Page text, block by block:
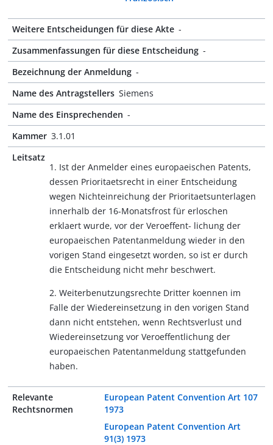
Weitere Entscheidungen für diese Akte -
Zusammenfassungen für diese Entscheidung -
Bezeichnung der Anmeldung -
Name des Antragstellers Siemens
Name des Einsprechenden -
Kammer 3.1.01
Leitsatz
1. Ist der Anmelder eines europaeischen Patents,
dessen Prioritaetsrecht in einer Entscheidung
wegen Nichteinreichung der Prioritaetsunterlagen
innerhalb der 16-Monatsfrost für erloschen
erklaert wurde, vor der Veroeffent- lichung der
europaeischen Patentanmeldung wieder in den
vorigen Stand eingesetzt worden, so ist er durch
die Entscheidung nicht mehr beschwert.
2. Weiterbenutzungsrechte Dritter koennen im
Falle der Wiedereinsetzung in den vorigen Stand
dann nicht entstehen, wenn Rechtsverlust und
Wiedereinsetzung vor Veroeffentlichung der
europaeischen Patentanmeldung stattgefunden
haben.
Relevante
Rechtsnormen
European Patent Convention Art 107
1973
European Patent Convention Art
91(3) 1973